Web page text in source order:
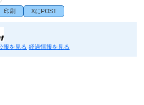
印刷 XにPOST
報を見る 経過情報を見る